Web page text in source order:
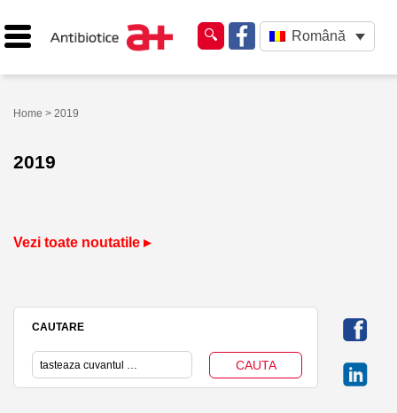
Română
Home > 2019
2019
Vezi toate noutatile ▸
CAUTARE